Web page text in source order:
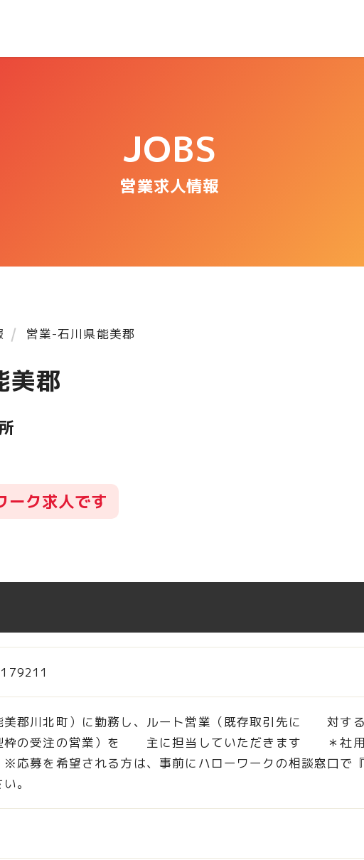
JOBS
営業求人情報
営業-石川県能美郡
美郡
ーク求人です
美郡川北町）に勤務し、ルート営業（既存取引先に 対す
枠の受注の営業）を 主に担当していただきます ＊社用
希望される方は、事前にハローワークの相談窓口で『
。